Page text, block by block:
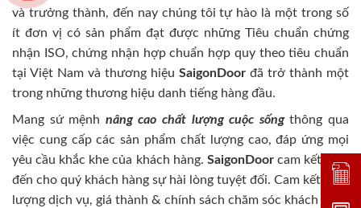
và trưởng thành, đến nay chúng tôi tự hào là một trong số
ít đơn vị có sản phẩm đạt được những Tiêu chuẩn chứng
nhận ISO, chứng nhận hợp chuẩn hợp quy theo tiêu chuẩn
tại Việt Nam và thương hiệu SaigonDoor đã trở thành một
trong những thương hiệu danh tiếng hàng đầu.
Mang sứ mệnh nâng cao chất lượng cuộc sốngthông qua
việc cung cấp các sản phẩm chất lượng cao, đáp ứng mọi
yêu cầu khắc khe của khách hàng. SaigonDoorcam kết đem
đến cho quý khách hàng sự hài lòng tuyệt đối. Cam kết chất
lượng dịch vụ, giá thành & chính sách chăm sóc khách hàng
Đặt